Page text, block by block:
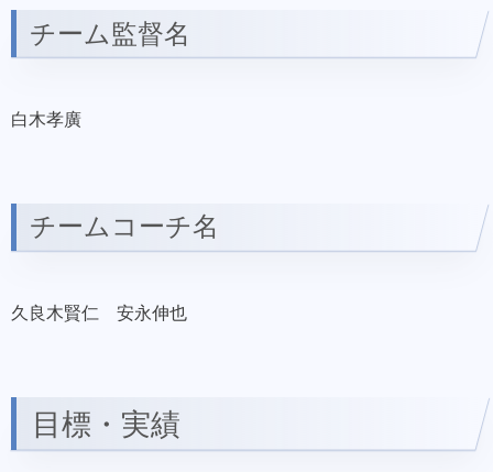
チーム監督名
白木孝廣
チームコーチ名
久良木賢仁 安永伸也
目標・実績